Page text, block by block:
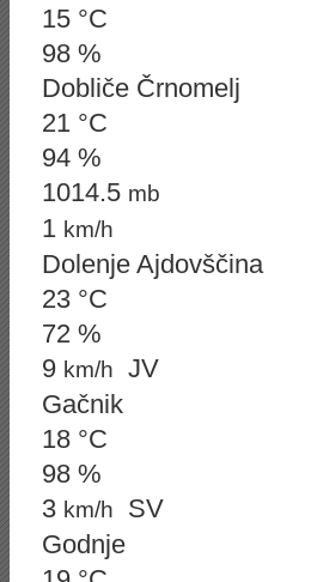
15 °C
98 %
Dobliče Črnomelj
21 °C
94 %
1014.5 mb
1 km/h
Dolenje Ajdovščina
23 °C
72 %
9 km/h
JV
Gačnik
18 °C
98 %
3 km/h
SV
Godnje